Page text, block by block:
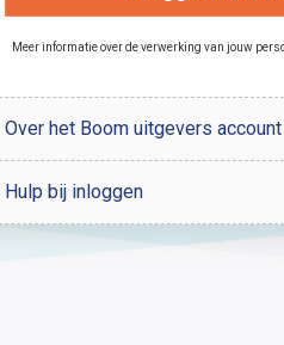
Meer informatie over de verwerking van jouw
Over het Boom uitgevers account
Hulp bij inloggen